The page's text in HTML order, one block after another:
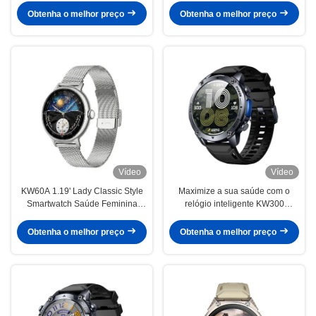
alimentados por IA 5ATM
Classificação impermeável e
Obtenha o melhor preço
redonda para monitoramento da
saúde e do sono das mulheres
Obtenha o melhor preço
Vídeo
KW60A 1.19' Lady Classic Style
Smartwatch Saúde Feminina
Desporto Lady Smartwatch
Obtenha o melhor preço
Vídeo
Maximize a sua saúde com o
relógio inteligente KW300
monitoramento de oxigênio no
sangue, frequência cardíaca e
Obtenha o melhor preço